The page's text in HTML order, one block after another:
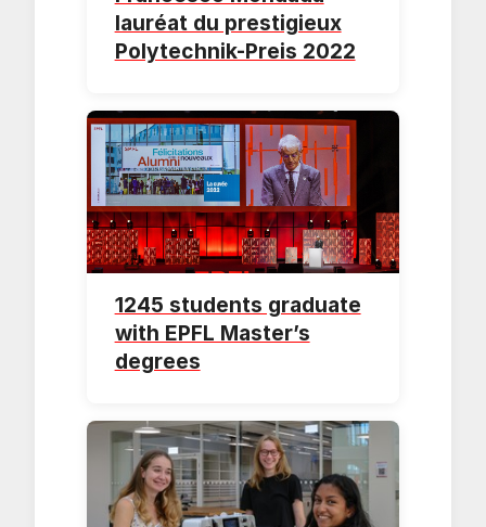
lauréat du prestigieux
Polytechnik-Preis 2022
1245 students graduate
with EPFL Master’s
degrees